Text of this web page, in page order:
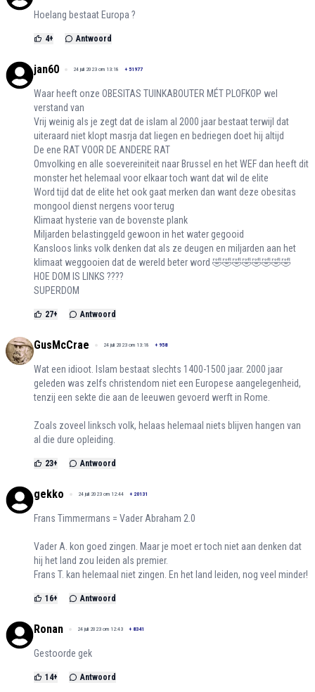
Hoelang bestaat Europa ?
4+ Antwoord
jan60 24 juli 2023 om 13:18 + 51977
Waar heeft onze OBESITAS TUINKABOUTER MÉT PLOFKOP wel
verstand van
Vrij weinig als je zegt dat de islam al 2000 jaar bestaat terwijl dat
uiteraard niet klopt masrja dat liegen en bedriegen doet hij altijd
De ene RAT VOOR DE ANDERE RAT
Omvolking en alle soevereiniteit naar Brussel en het WEF dan heeft dit
monster het helemaal voor elkaar toch want dat wil de elite
Word tijd dat de elite het ook gaat merken dan want deze obesitas
mongool dienst nergens voor terug
Klimaat hysterie van de bovenste plank
Miljarden belastinggeld gewoon in het water gegooid
Kansloos links volk denken dat als ze deugen en miljarden aan het
klimaat weggooien dat de wereld beter word 🤣🤣🤣🤣🤣🤣🤣🤣
HOE DOM IS LINKS ????
SUPERDOM
27+ Antwoord
GusMcCrae 24 juli 2023 om 13:18 + 958
Wat een idioot. Islam bestaat slechts 1400-1500 jaar. 2000 jaar
geleden was zelfs christendom niet een Europese aangelegenheid,
tenzij een sekte die aan de leeuwen gevoerd werft in Rome.
Zoals zoveel linksch volk, helaas helemaal niets blijven hangen van
al die dure opleiding.
23+ Antwoord
gekko 24 juli 2023 om 12:44 + 20131
Frans Timmermans = Vader Abraham 2.0
Vader A. kon goed zingen. Maar je moet er toch niet aan denken dat
hij het land zou leiden als premier.
Frans T. kan helemaal niet zingen. En het land leiden, nog veel minder!
16+ Antwoord
Ronan 24 juli 2023 om 12:43 + 8341
Gestoorde gek
14+ Antwoord